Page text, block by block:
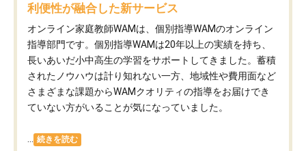
利便性が融合した新サービス
オンライン家庭教師WAMは、個別指導WAMのオンライン
指導部門です。個別指導WAMは20年以上の実績を持ち、
長いあいだ小中高生の学習をサポートしてきました。蓄積
されたノウハウは計り知れない一方、地域性や費用面など
さまざまな課題からWAMクオリティの指導をお届けでき
ていない方がいることが気になっていました。
続きを読む